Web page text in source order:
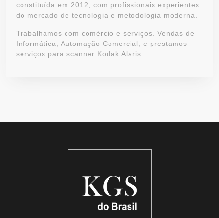
constituída em 2012, com profissionais experientes
do mercado de tecnologia e metodologia moderna.
Trabalhamos com comércio e serviços. Vendas de
Informática, Automação Comercial, e prestamos
serviços para scanner Kodak Alaris.